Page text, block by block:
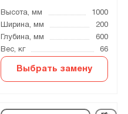
Высота, мм
1000
Ширина, мм
200
Глубина, мм
600
Вес, кг
66
Выбрать замену